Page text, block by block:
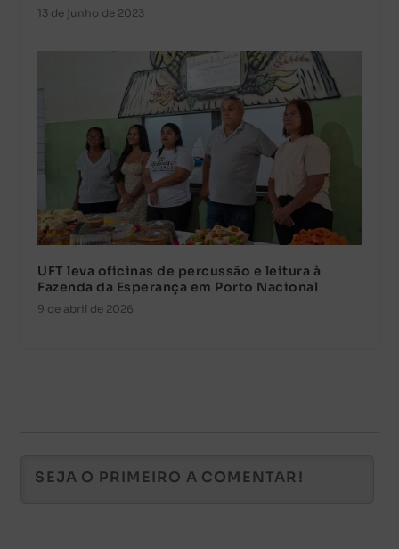
13 de junho de 2023
UFT leva oficinas de percussão e leitura à
Fazenda da Esperança em Porto Nacional
9 de abril de 2026